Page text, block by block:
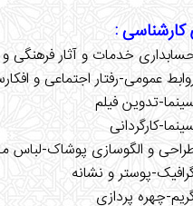
:
خدمات و آثار فرهنگی
عمومی-رفتار اجتماعی و
تدوین فیلم
کارگردانی
و الگوسازی پوشاک-
پوستر و نشانه
چهره پردازی